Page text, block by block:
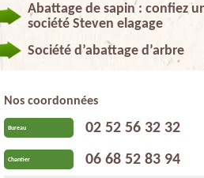
Abattage de sapin : confiez
société Steven elagage
Société d’abattage d’arbre
Nos coordonnées
Bureau 02 52 56 32 32
Chantier 06 68 52 83 94